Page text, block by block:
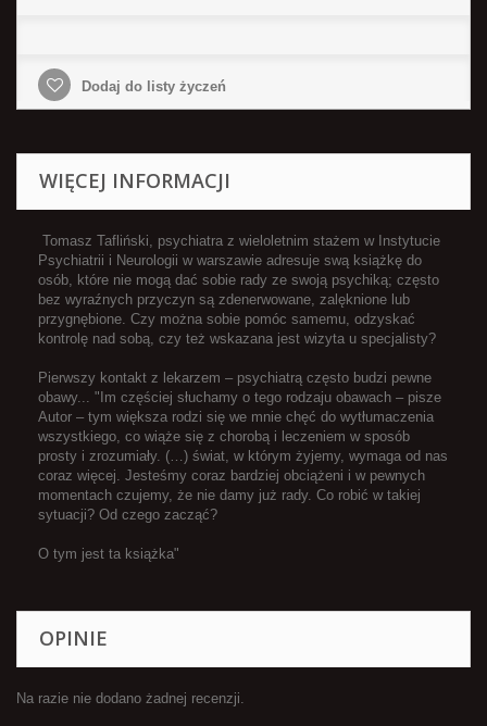
Dodaj do listy życzeń
WIĘCEJ INFORMACJI
Tomasz Tafliński, psychiatra z wieloletnim stażem w Instytucie
Psychiatrii i Neurologii w warszawie adresuje swą książkę do
osób, które nie mogą dać sobie rady ze swoją psychiką; często
bez wyraźnych przyczyn są zdenerwowane, zalęknione lub
przygnębione. Czy można sobie pomóc samemu, odzyskać
kontrolę nad sobą, czy też wskazana jest wizyta u specjalisty?
Pierwszy kontakt z lekarzem – psychiatrą często budzi pewne
obawy... "Im częściej słuchamy o tego rodzaju obawach – pisze
Autor – tym większa rodzi się we mnie chęć do wytłumaczenia
wszystkiego, co wiąże się z chorobą i leczeniem w sposób
prosty i zrozumiały. (…) świat, w którym żyjemy, wymaga od nas
coraz więcej. Jesteśmy coraz bardziej obciążeni i w pewnych
momentach czujemy, że nie damy już rady. Co robić w takiej
sytuacji? Od czego zacząć?
O tym jest ta książka"
OPINIE
Na razie nie dodano żadnej recenzji.